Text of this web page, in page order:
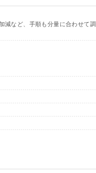
など、手順も分量に合わせて調